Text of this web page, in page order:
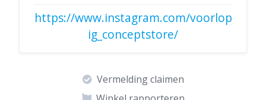
https://www.instagram.com/voorlop
ig_conceptstore/
Vermelding claimen